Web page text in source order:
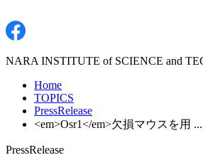
NARA INSTITUTE of SCIENCE and
Home
TOPICS
PressRelease
<em>Osr1</em>欠損マウスを用 ...
PressRelease